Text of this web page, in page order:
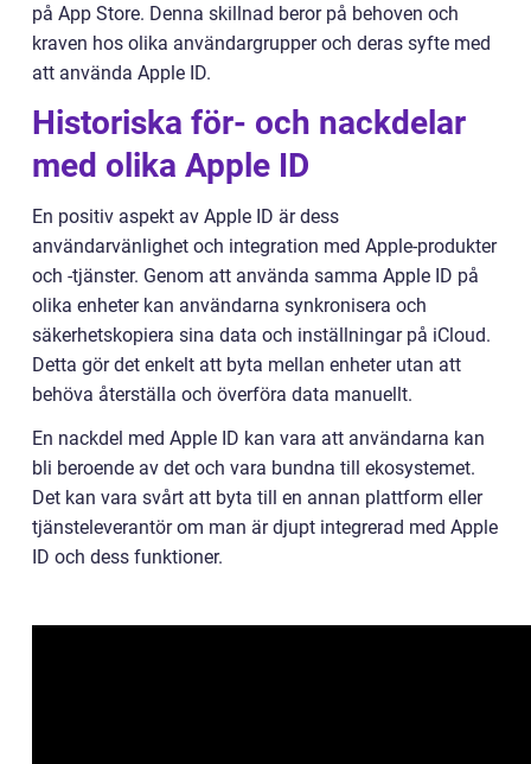
på App Store. Denna skillnad beror på behoven och
kraven hos olika användargrupper och deras syfte med
att använda Apple ID.
Historiska för- och nackdelar
med olika Apple ID
En positiv aspekt av Apple ID är dess
användarvänlighet och integration med Apple-produkter
och -tjänster. Genom att använda samma Apple ID på
olika enheter kan användarna synkronisera och
säkerhetskopiera sina data och inställningar på iCloud.
Detta gör det enkelt att byta mellan enheter utan att
behöva återställa och överföra data manuellt.
En nackdel med Apple ID kan vara att användarna kan
bli beroende av det och vara bundna till ekosystemet.
Det kan vara svårt att byta till en annan plattform eller
tjänsteleverantör om man är djupt integrerad med Apple
ID och dess funktioner.